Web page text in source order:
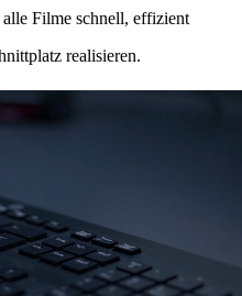
Filme schnell, effizient
realisieren.